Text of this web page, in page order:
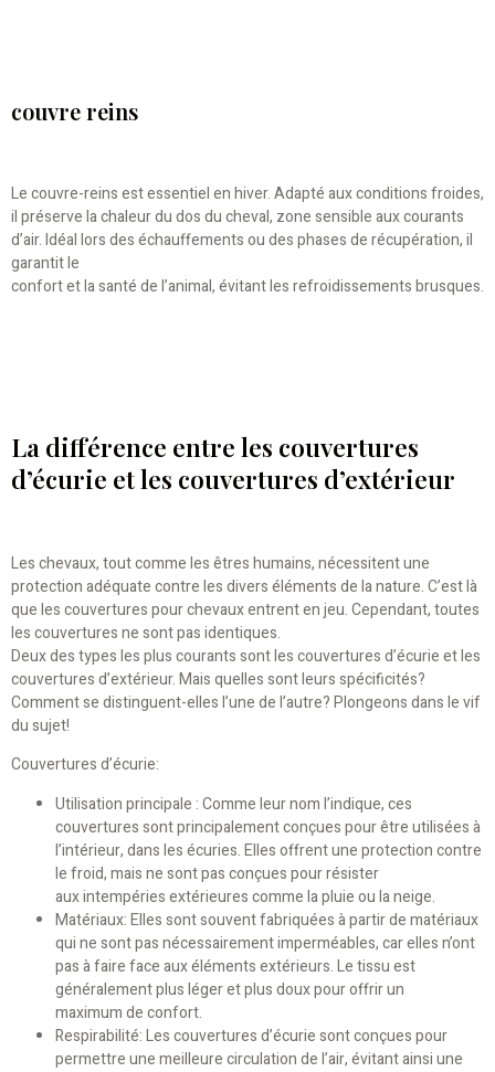
couvre reins
Le couvre-reins est essentiel en hiver. Adapté aux conditions froides,
il préserve la chaleur du dos du cheval, zone sensible aux courants
d’air. Idéal lors des échauffements ou des phases de récupération, il
garantit le
confort et la santé de l’animal, évitant les refroidissements brusques.
La différence entre les couvertures
d’écurie et les couvertures d’extérieur
Les chevaux, tout comme les êtres humains, nécessitent une
protection adéquate contre les divers éléments de la nature. C’est là
que les couvertures pour chevaux entrent en jeu. Cependant, toutes
les couvertures ne sont pas identiques.
Deux des types les plus courants sont les couvertures d’écurie et les
couvertures d’extérieur. Mais quelles sont leurs spécificités?
Comment se distinguent-elles l’une de l’autre? Plongeons dans le vif
du sujet!
Couvertures d’écurie:
Utilisation principale : Comme leur nom l’indique, ces
couvertures sont principalement conçues pour être utilisées à
l’intérieur, dans les écuries. Elles offrent une protection contre
le froid, mais ne sont pas conçues pour résister
aux intempéries extérieures comme la pluie ou la neige.
Matériaux: Elles sont souvent fabriquées à partir de matériaux
qui ne sont pas nécessairement imperméables, car elles n’ont
pas à faire face aux éléments extérieurs. Le tissu est
généralement plus léger et plus doux pour offrir un
maximum de confort.
Respirabilité: Les couvertures d’écurie sont conçues pour
permettre une meilleure circulation de l’air, évitant ainsi une